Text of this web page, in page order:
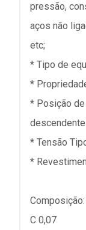
pressão,
aços não
etc;
* Tipo de
*
* Posição de
* Tensão
*
Composição:
C 0,07